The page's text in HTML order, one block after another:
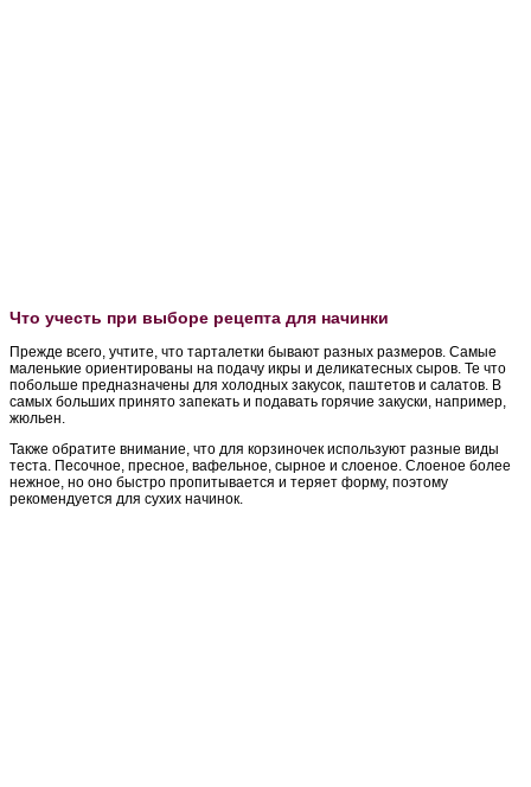
Что учесть при выборе рецепта для начинки
Прежде всего, учтите, что тарталетки бывают разных размеров. Самые
маленькие ориентированы на подачу икры и деликатесных сыров. Те что
побольше предназначены для холодных закусок, паштетов и салатов. В
самых больших принято запекать и подавать горячие закуски, например,
жюльен.
Также обратите внимание, что для корзиночек используют разные виды
теста. Песочное, пресное, вафельное, сырное и слоеное. Слоеное более
нежное, но оно быстро пропитывается и теряет форму, поэтому
рекомендуется для сухих начинок.